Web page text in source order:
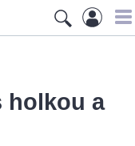
holkou a